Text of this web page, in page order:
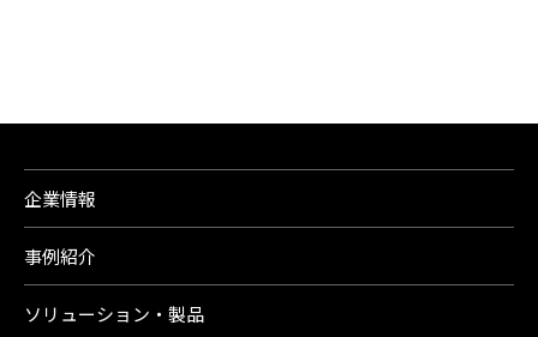
企業情報
事例紹介
ソリューション・製品